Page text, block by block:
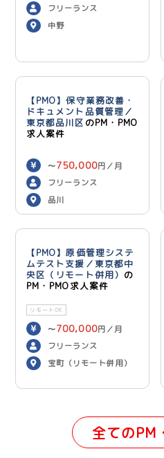
フリーランス
中野
【PMO】保守業務改善・
ドキュメント品質管理／
東京都品川区 のPM・PMO
求人案件
〜750,000円／月
フリーランス
品川
【PMO】原価管理システ
ムテスト支援／東京都中
央区（リモート併用） の
PM・PMO求人案件
リモートOK
〜700,000円／月
フリーランス
宝町（リモート併用）
全てのPM